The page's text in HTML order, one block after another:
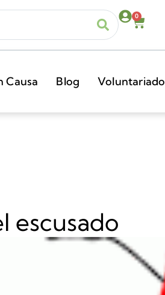
0
Causa Blog Voluntariado
escusado